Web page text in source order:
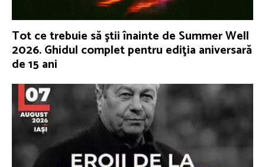
Tot ce trebuie să ştii înainte de Summer Well
2026. Ghidul complet pentru ediţia aniversară
de 15 ani